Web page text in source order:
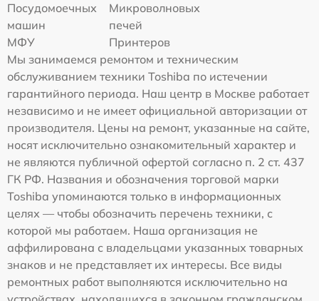
Посудомоечных
машин
Микроволновых
печей
МФУ
Принтеров
Мы занимаемся ремонтом и техническим
обслуживанием техники Toshiba по истечении
гарантийного периода. Наш центр в Москве работает
независимо и не имеет официальной авторизации от
производителя. Цены на ремонт, указанные на сайте,
носят исключительно ознакомительный характер и
не являются публичной офертой согласно п. 2 ст. 437
ГК РФ. Названия и обозначения торговой марки
Toshiba упоминаются только в информационных
целях — чтобы обозначить перечень техники, с
которой мы работаем. Наша организация не
аффилирована с владельцами указанных товарных
знаков и не представляет их интересы. Все виды
ремонтных работ выполняются исключительно на